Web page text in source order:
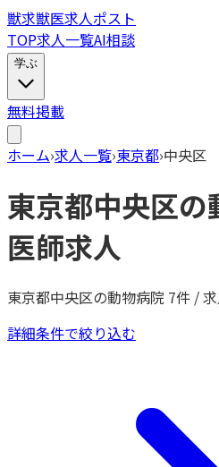
獣求獣医求人ポスト
TOP求人一覧AI相談
学ぶ
無料掲載
ホーム›求人一覧›東京都›中央区
東京都中央区の
医師求人
東京都中央区の動物病院 7件 /
詳細条件で絞り込む